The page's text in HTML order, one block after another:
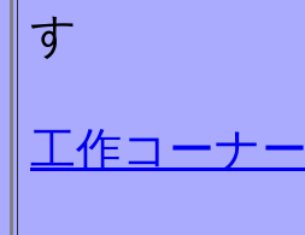
す
工作コーナー